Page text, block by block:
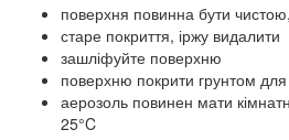
поверхня повинна бути
старе покриття, іржу видалити
зашліфуйте поверхню
поверхню покрити грунтом для
аерозоль повинен мати
25°C